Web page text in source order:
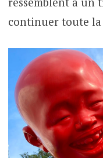
continuer toute la